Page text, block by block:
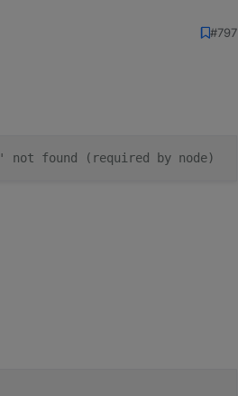
#797
' not found (required by node)